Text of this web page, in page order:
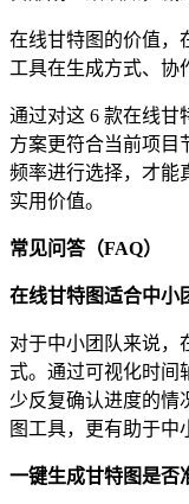
在线甘特图的价值，
工具在生成方式、协
通过对这 6 款在线甘
方案更符合当前项目
频率进行选择，才能
实用价值。
常见问答（FAQ）
在线甘特图适合中小
对于中小团队来说，
式。通过可视化时间
少反复确认进度的情
图工具，更有助于中
一键生成甘特图是否